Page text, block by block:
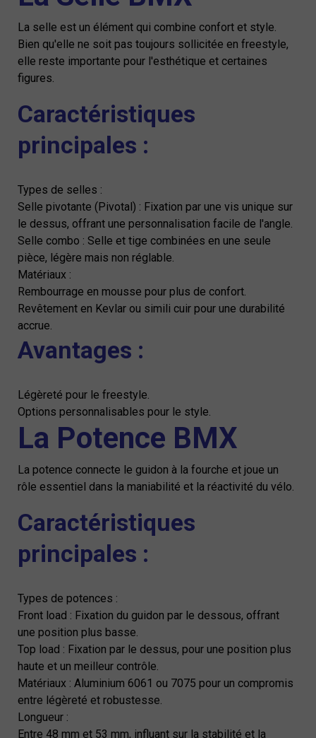
La selle est un élément qui combine confort et style.
Bien qu'elle ne soit pas toujours sollicitée en freestyle,
elle reste importante pour l'esthétique et certaines
figures.
Caractéristiques
principales :
Types de selles :
Selle pivotante (Pivotal) : Fixation par une vis unique sur
le dessus, offrant une personnalisation facile de l'angle.
Selle combo : Selle et tige combinées en une seule
pièce, légère mais non réglable.
Matériaux :
Rembourrage en mousse pour plus de confort.
Revêtement en Kevlar ou simili cuir pour une durabilité
accrue.
Avantages :
Légèreté pour le freestyle.
Options personnalisables pour le style.
La Potence BMX
La potence connecte le guidon à la fourche et joue un
rôle essentiel dans la maniabilité et la réactivité du vélo.
Caractéristiques
principales :
Types de potences :
Front load : Fixation du guidon par le dessous, offrant
une position plus basse.
Top load : Fixation par le dessus, pour une position plus
haute et un meilleur contrôle.
Matériaux : Aluminium 6061 ou 7075 pour un compromis
entre légèreté et robustesse.
Longueur :
Entre 48 mm et 53 mm, influant sur la stabilité et la